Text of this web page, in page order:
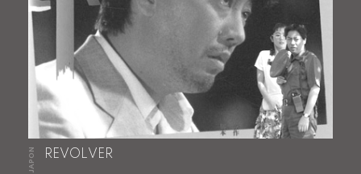
JAPON REVOLVER